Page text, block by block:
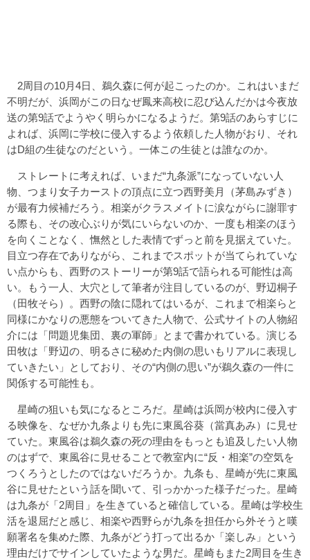
2周目の10月4日、鵜久森に何が起こったのか。これはいまだ
不明だが、浜岡がこの日なぜ鳳来高校に忍び込んだかは今夜放
送の第9話でようやく明らかになるようだ。第9話のあらすじに
よれば、浜岡に学校に侵入するよう依頼した人物がおり、それ
はD組の生徒なのだという。一体この生徒とは誰なのか。
ストレートに考えれば、いまだ“九条派”になっていない人
物、つまり女子カーストの頂点に立つ西野美月（茅島みずき）
が最有力候補だろう。相楽がクラスメイトに涙ながらに謝罪す
る際も、その改心ぶりが気にいらないのか、一度も相楽のほう
を向くことなく、憮然とした表情でずっと前を見据えていた。
目立つ存在でありながら、これまでスポットが当てられていな
い点からも、西野のストーリーが第9話で語られる可能性は高
い。もう一人、大穴として筆者が注目しているのが、野辺桐子
（田牧そら）。西野の陰に隠れてはいるが、これまで相楽らと
同様にかなりの悪態をついてきた人物で、公式サイトの人物紹
介には「問題児集団、裏の軍師」とまで書かれている。演じる
田牧は「野辺の、明るさに秘めた内側の思いもリアルに表現し
ていきたい」としており、その“内側の思い”が鵜久森の一件に
関係する可能性も。
星崎の狙いも気になるところだ。星崎は浜岡が校内に侵入す
る映像を、なぜか九条よりも先に東風谷葵（當真あみ）に見せ
ていた。東風谷は鵜久森の死の理由をもっとも追及したい人物
のはずで、東風谷に見せることで教室内に“反・相楽”の空気を
つくろうとしたのではないだろうか。九条も、星崎が先に東風
谷に見せたという話を聞いて、引っかかった様子だった。星崎
は九条が「2周目」を生きていると確信している。星崎は学校生
活を退屈だと感じ、相楽や西野らが九条を担任から外そうと嘆
願署名を集めた際、九条がどう打って出るか「楽しみ」という
理由だけでサインしていたような男だ。星崎もまた2周目を生き